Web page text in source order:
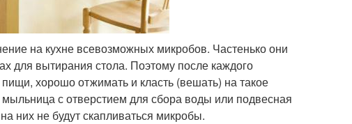
на кухне всевозможных микробов. Частенько они
для вытирания стола. Поэтому после каждого
хорошо отжимать и класть (вешать) на такое
с отверстием для сбора воды или подвесная
них не будут скапливаться микробы.